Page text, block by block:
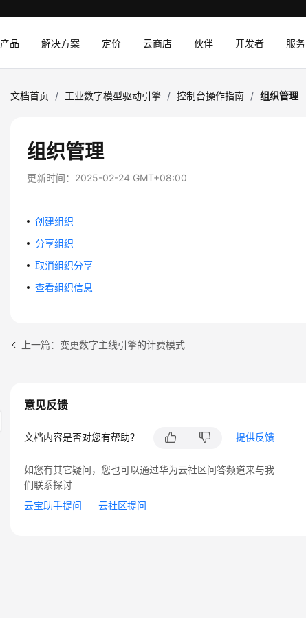
产品 解决方案 定价 云商店 伙伴 开发者 服务
文档首页 / 工业数字模型驱动引擎 / 控制台操作指南 / 组织管理
组织管理
更新时间： 2025-02-24 GMT+08:00
创建组织
分享组织
取消组织分享
查看组织信息
上一篇：变更数字主线引擎的计费模式
意见反馈
文档内容是否对您有帮助？ 提供反馈
如您有其它疑问，您也可以通过华为云社区问答频道来与我
们联系探讨
云宝助手提问
云社区提问